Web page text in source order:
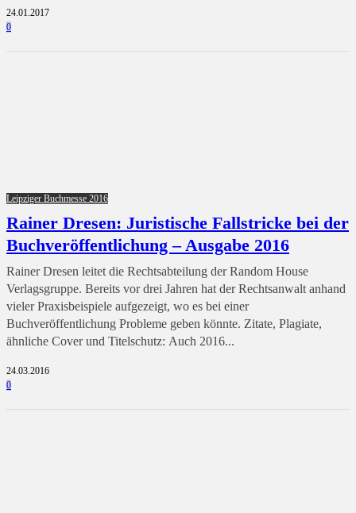
24.01.2017
0
Leipziger Buchmesse 2016
Rainer Dresen: Juristische Fallstricke bei der
Buchveröffentlichung – Ausgabe 2016
Rainer Dresen leitet die Rechtsabteilung der Random House
Verlagsgruppe. Bereits vor drei Jahren hat der Rechtsanwalt anhand
vieler Praxisbeispiele aufgezeigt, wo es bei einer
Buchveröffentlichung Probleme geben könnte. Zitate, Plagiate,
ähnliche Cover und Titelschutz: Auch 2016...
24.03.2016
0